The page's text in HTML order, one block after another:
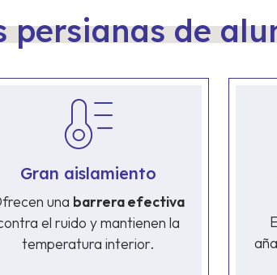
persianas de
Gran aislamiento
una barrera efectiva
el ruido y mantienen la
temperatura interior.